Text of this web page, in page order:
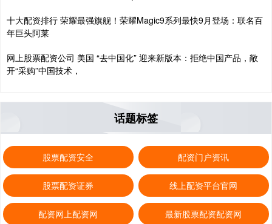
十大配资排行 荣耀最强旗舰！荣耀Magic9系列最快9月登场：联名百
年巨头阿莱
网上股票配资公司 美国 “去中国化” 迎来新版本：拒绝中国产品，敞
开“采购”中国技术，
话题标签
股票配资安全 配资门户资讯
股票配资证券 线上配资平台官网
配资网上配资网 最新股票配资配资网